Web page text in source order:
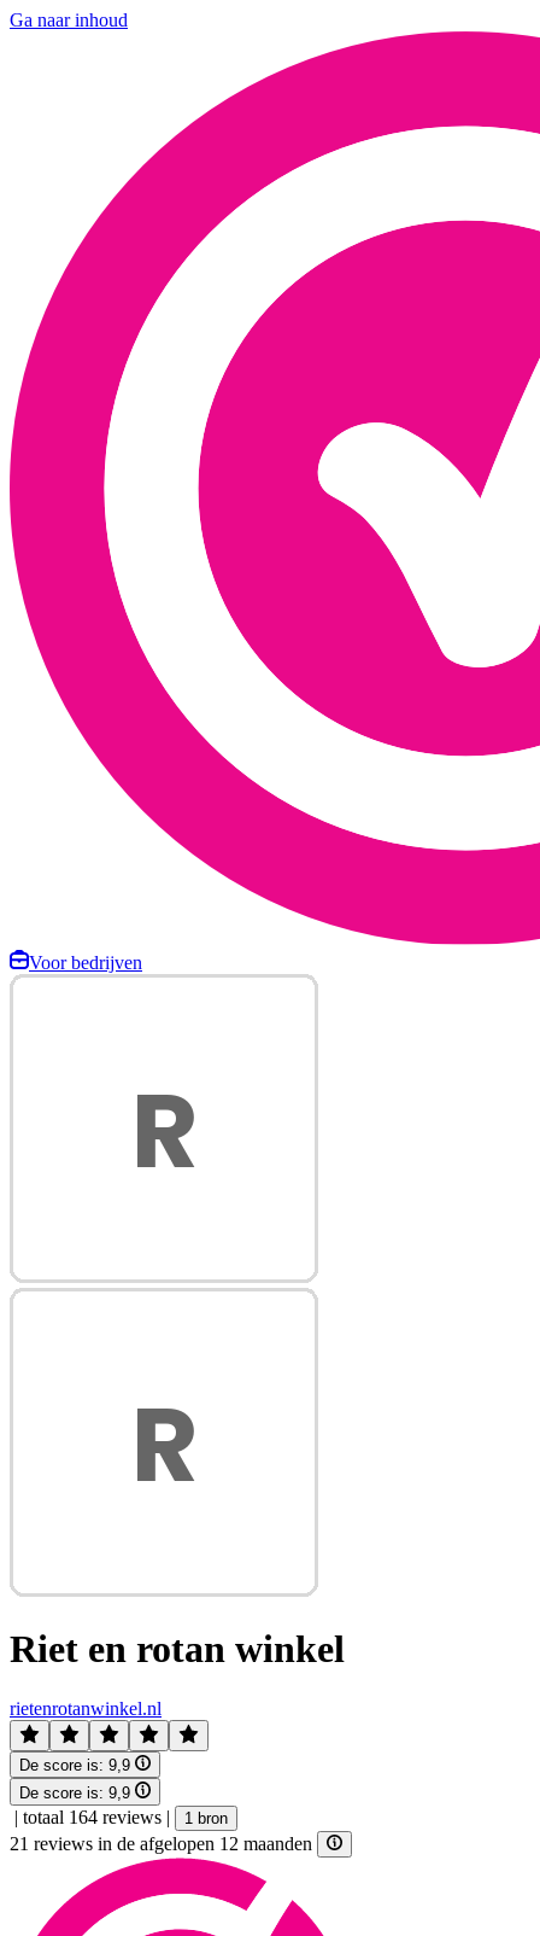
Ga naar inhoud
Voor bedrijven
Riet en rotan winkel
rietenrotanwinkel.nl
De score is: 9,9
De score is: 9,9
| totaal 164 reviews | 1 bron
21 reviews in de afgelopen 12 maanden